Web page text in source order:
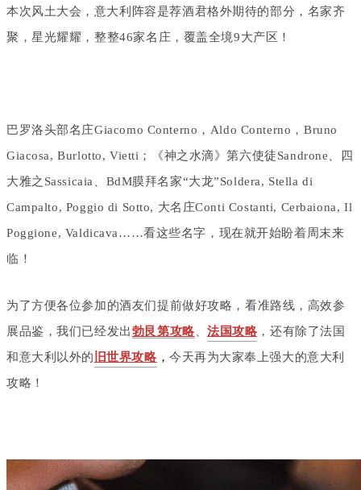
本次风土大会，意大利阵容是荐酒君格外期待的部分，名家齐
聚，星光耀耀，整整46家名庄，覆盖全境9大产区！
巴罗洛头部名庄Giacomo Conterno，Aldo Conterno，Bruno
Giacosa, Burlotto, Vietti；《神之水滴》第六使徒Sandrone、四
大雅之Sassicaia、BdM膜拜名家“大龙”Soldera, Stella di
Campalto, Poggio di Sotto, 大名庄Conti Costanti, Cerbaiona, Il
Poggione, Valdicava……看这些名字，现在就开始盼着周末来
临！
为了方便各位参加的酒友们提前做好攻略，看准路线，高效参
展品鉴，我们已经发出勃艮第攻略 、法国攻略 ，还有除了法国
和意大利以外的 旧世界攻略 ，今天再为大家奉上强大的意大利
攻略！